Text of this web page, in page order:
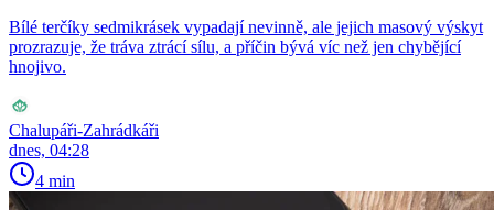
Bílé terčíky sedmikrásek vypadají nevinně, ale jejich masový výskyt
prozrazuje, že tráva ztrácí sílu, a příčin bývá víc než jen chybějící
hnojivo.
Chalupáři-Zahrádkáři
dnes, 04:28
4 min